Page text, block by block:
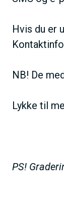
Hvis du er
NB! De
Lykke til
PS!